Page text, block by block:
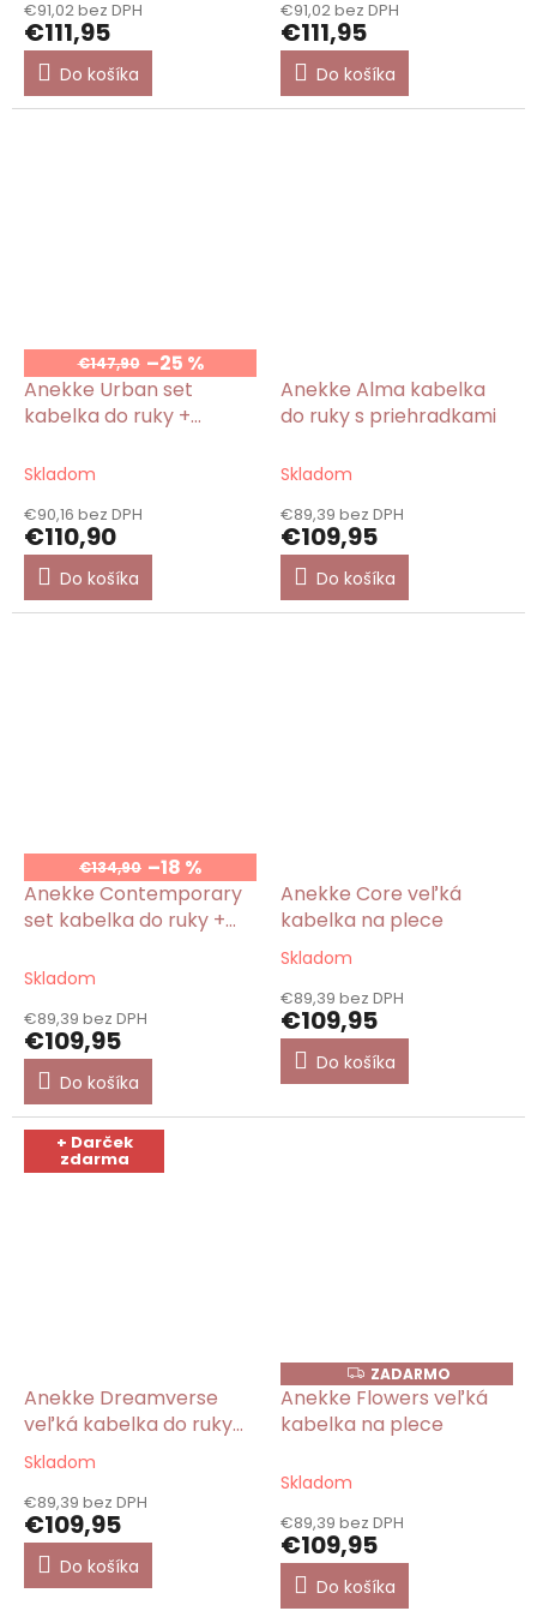
€91,02 bez DPH
€111,95
Do košíka
€91,02 bez DPH
€111,95
Do košíka
€147,90 –25 %
Anekke Urban set
kabelka do ruky +
Skladom
€90,16 bez DPH
€110,90
Do košíka
Anekke Alma kabelka
do ruky s priehradkami
Skladom
€89,39 bez DPH
€109,95
Do košíka
€134,90 –18 %
Anekke Contemporary
set kabelka do ruky +
Skladom
€89,39 bez DPH
€109,95
Do košíka
Anekke Core veľká
kabelka na plece
Priemerné
produktu
je
5,0
hviezdičiek.
Skladom
€89,39 bez DPH
€109,95
Do košíka
+ Darček
zdarma
Anekke Dreamverse
veľká kabelka do ruky
2v1
Priemerné
produktu
je
5,0
Skladom
€89,39 bez DPH
€109,95
Do košíka
Z
A
D
A
ZADARMO
Anekke Flowers veľká
kabelka na plece
Skladom
€89,39 bez DPH
€109,95
Do košíka